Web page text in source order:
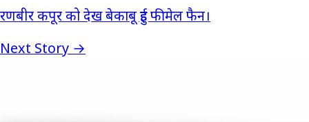
रणबीर कपूर को देख बेकाबू हुई फीमेल फैन।
Next Story →